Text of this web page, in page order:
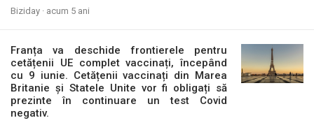
Biziday · acum 5 ani
Franța va deschide frontierele pentru
cetățenii UE complet vaccinați, începând
cu 9 iunie. Cetățenii vaccinați din Marea
Britanie și Statele Unite vor fi obligați să
prezinte în continuare un test Covid
negativ.